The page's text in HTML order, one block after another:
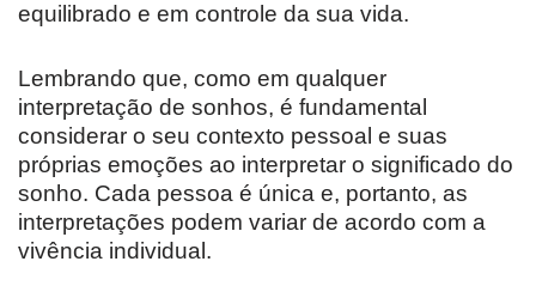
equilibrado e em controle da sua vida.
Lembrando que, como em qualquer
interpretação de sonhos, é fundamental
considerar o seu contexto pessoal e suas
próprias emoções ao interpretar o significado do
sonho. Cada pessoa é única e, portanto, as
interpretações podem variar de acordo com a
vivência individual.